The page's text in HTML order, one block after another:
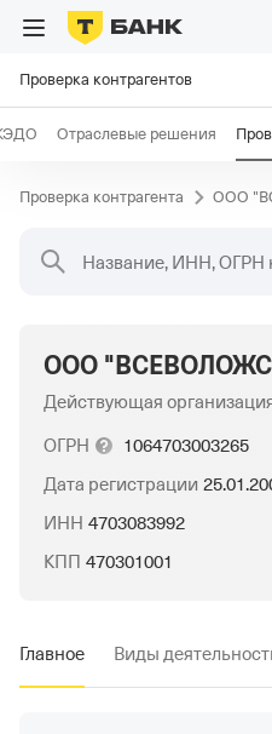
Проверка контрагентов
Отраслевые решения
Проверка контрагента ООО
Название, ИНН, ОГРН
Действующая
ОГРН
1064703003265
Дата регистрации
ИНН 4703083992
КПП 470301001
Главное Виды